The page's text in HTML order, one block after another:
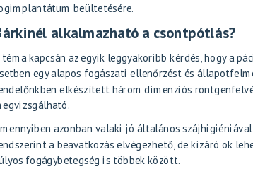
beültetésére.
alkalmazható a csontpótlás?
téma kapcsán az egyik leggyakoribb kérdés, hogy a
egy alapos fogászati ellenőrzést és
elkészített három dimenziós
azonban valaki jó általános
a beavatkozás elvégezhető, de kizáró ok
fogágybetegség is többek között.